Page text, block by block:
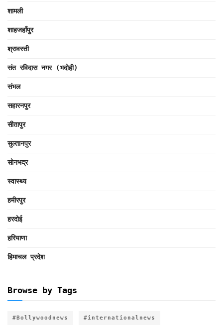
शामली
शाहजहाँपुर
श्रावस्ती
संत रविदास नगर (भदोही)
संभल
सहारनपुर
सीतापुर
सुल्तानपुर
सोनभद्र
स्वास्थ्य
हमीरपुर
हरदोई
हरियाणा
हिमाचल प्रदेश
Browse by Tags
#Bollywoodnews #internationalnews